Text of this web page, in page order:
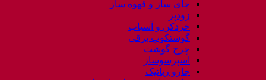
چای ساز و قهوه ساز
زودپز
خردکن و آسیاب
گوشتکوب برقی
چرخ گوشت
اسپرسوساز
جارو رباتیک